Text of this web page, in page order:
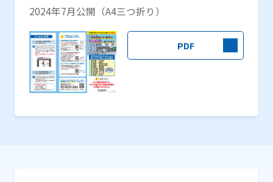
2024年7月公開（A4三つ折り）
PDF